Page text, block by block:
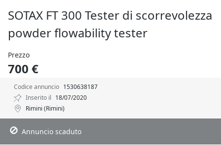
SOTAX FT 300 Tester di scorrevolezza
powder flowability tester
Prezzo
700 €
Codice annuncio 1530638187
Inserito il 18/07/2020
Rimini (Rimini)
Descrizione
Dettagli Posizione Richiedi Info
Annuncio scaduto